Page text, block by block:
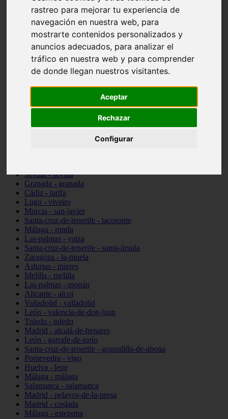
rastreo para mejorar tu experiencia de
navegación en nuestra web, para
mostrarte contenidos personalizados y
anuncios adecuados, para analizar el
tráfico en nuestra web y para comprender
de donde llegan nuestros visitantes.
Aceptar
Rechazar
Configurar
Madrid - pozuelo-de-alarcón
Teruel - sarrión
Cádiz - algodonales
Illes-balears - inca
Madrid - madrid
Málaga - torremolinos
Asturias - oviedo
Cádiz - el-puerto-de-santa-maría
Málaga - marbella
Barcelona - barcelona
Sevilla - sevilla
Granada - granada
Cádiz - tarifa
Lugo - viveiro
Murcia - san-javier
Santa-cruz-de-tenerife - tacoronte
Málaga - ronda
Las-palmas - yaiza
Santa-cruz-de-tenerife - santa-úrsula
Zaragoza - la-muela
Asturias - mieres
Melilla - melilla
Las-palmas - mogán
Alicante - alcoi
Valladolid - valladolid
León - valencia-de-don-juan
Toledo - toledo
Madrid - alcalá-de-henares
León - garrafe-de-torío
Santa-cruz-de-tenerife - granadilla-de-abona
Pontevedra - vigo
Huelva - lepe
Málaga - málaga
Salamanca - salamanca
Madrid - pelayos-de-la-presa
Madrid - coslada
Málaga - estepona